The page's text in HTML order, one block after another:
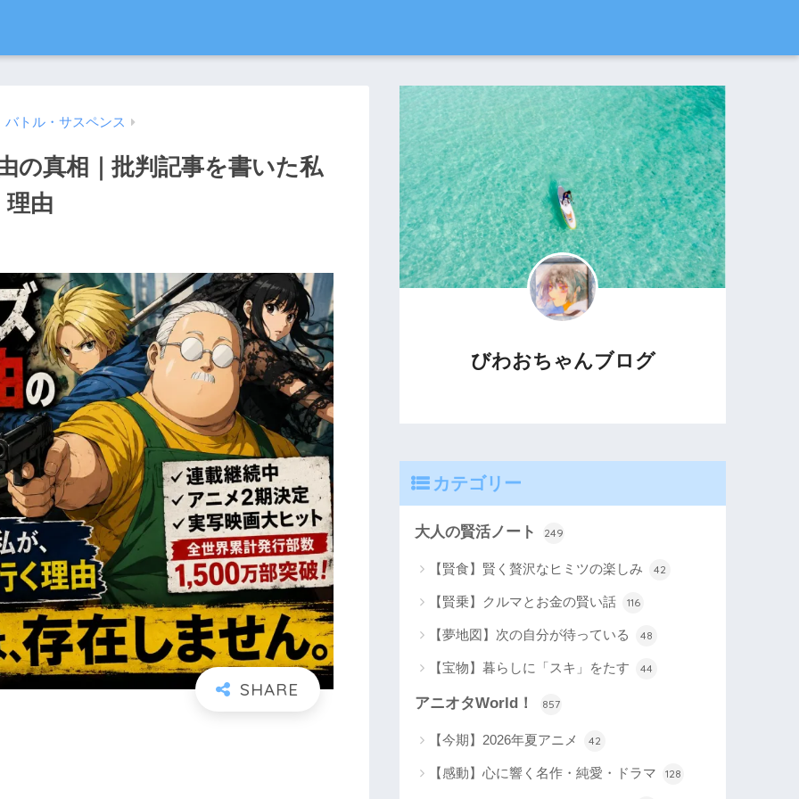
トル・サスペンス
の真相｜批判記事を書いた私
理由
びわおちゃんブログ
カテゴリー
大人の賢活ノート 249
【賢食】賢く贅沢なヒミツの楽しみ 42
【賢乗】クルマとお金の賢い話 116
【夢地図】次の自分が待っている 48
【宝物】暮らしに「スキ」をたす 44
アニオタWorld！ 857
【今期】2026年夏アニメ 42
【感動】心に響く名作・純愛・ドラマ 128